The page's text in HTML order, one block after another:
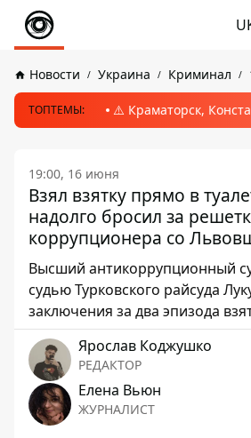
Новости Украина Криминал
ТОПТЕМЫ: ⚠️ Краматорск,
19:00, 16 июня
Взял взятку прямо в
надолго бросил за
коррупционера со
Высший антикоррупционный
судью Турковского райсуда
заключения за два эпизода
Ярослав Коджушко
РЕДАКТОР
Елена Вьюн
ЖУРНАЛИСТ